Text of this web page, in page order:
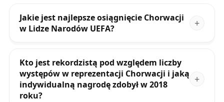
Jakie jest najlepsze osiągnięcie Chorwacji
w Lidze Narodów UEFA?
Kto jest rekordzistą pod względem liczby
występów w reprezentacji Chorwacji i jaką
indywidualną nagrodę zdobył w 2018
roku?